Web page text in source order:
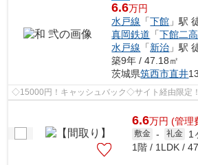
6.6万円
水戸線 「下館 」駅
真岡鉄道 「下館二
水戸線 「新治 」駅
築9年 / 47.18㎡
茨城県筑西市直井
◇15000円！キャッシュバック◇サイト経由限定
6.6万円 (管理
敷金 - 礼金
1
1階 / 1LDK /